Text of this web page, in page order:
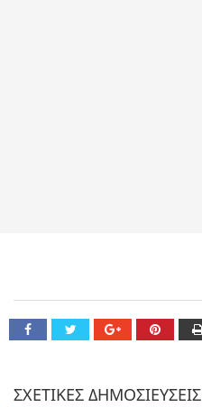
ΣΧΕΤΙΚΕΣ ΔΗΜΟΣΙΕΥΣΕΙΣ